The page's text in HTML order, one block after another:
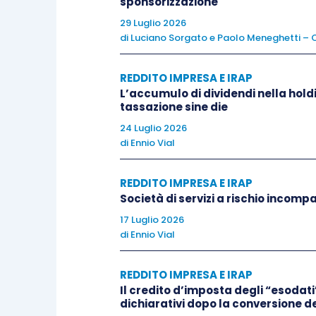
È importante evidenziare che il
compiutamente i rapporti che si
consolidata, lasciando alla
rapporti.
fiscaleconnesso alla “rettifica di
degli interessi passivi computati come
consolidata, ma compensati con il Rol
particolarmente difficile individuare
Il beneficio può infatti essere
29 Luglio 2026
di Luciano Sorgatoe Paolo Meneghetti –
REDDITO IMPRESA E IRAP
L’accumulo di dividendi nella
tassazione sine die
24 Luglio 2026
di Ennio Vial
REDDITO IMPRESA E IRAP
Società di servizi a rischio
17 Luglio 2026
di Ennio Vial
REDDITO IMPRESA E IRAP
Il credito d’imposta degli
dichiarativi dopo la conversione